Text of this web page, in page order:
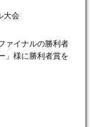
大会
ァイナルの勝利者
」様に勝利者賞を